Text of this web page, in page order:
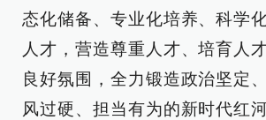
态化储备、专业化培养、科学
人才，营造尊重人才、培育人
良好氛围，全力锻造政治坚定
风过硬、担当有为的新时代红